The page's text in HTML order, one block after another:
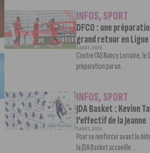
INFOS,SPORT
DFCO : une
grand retour en Ligue
3 AOÛT, 2026
Contre l’AS Nancy Lorraine, le
préparation par un...
INFOS,SPORT
JDA Basket : Kevion
l’effectif de la Jeanne
3 AOÛT, 2026
Pour se renforcer avant le
la JDA Basket accueille...